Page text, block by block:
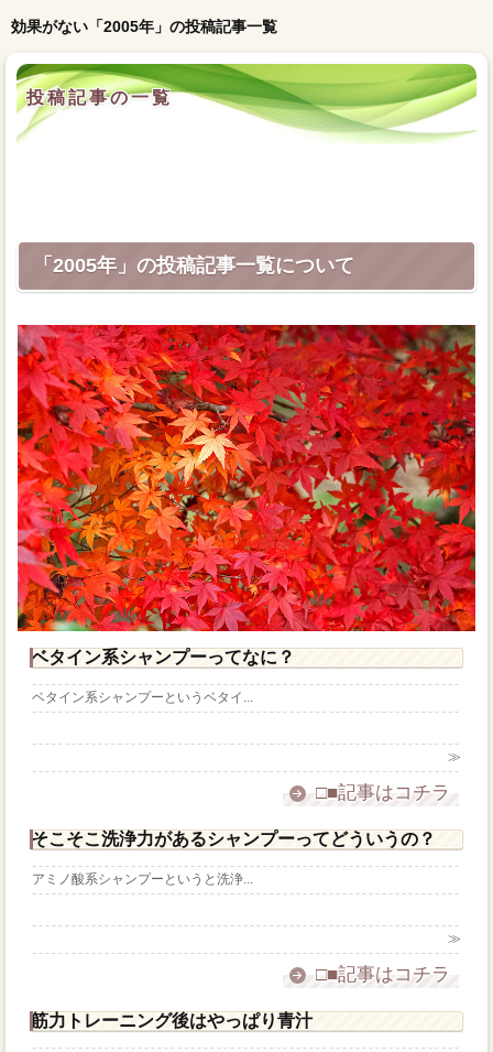
効果がない「2005年」の投稿記事一覧
投稿記事の一覧
「2005年」の投稿記事一覧について
ベタイン系シャンプーってなに？
ベタイン系シャンプーというベタイ...
≫
□■記事はコチラ
そこそこ洗浄力があるシャンプーってどういうの？
アミノ酸系シャンプーというと洗浄...
≫
□■記事はコチラ
筋力トレーニング後はやっぱり青汁